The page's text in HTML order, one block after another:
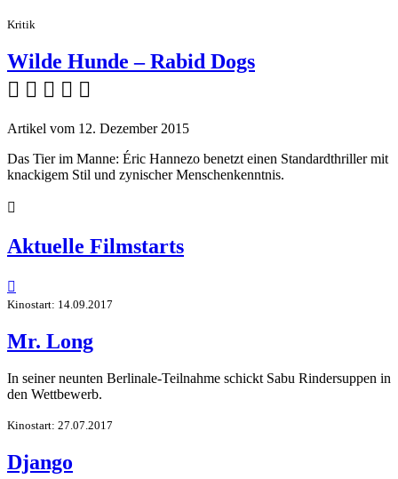
Kritik
Wilde Hunde – Rabid Dogs
    
Artikel vom 12. Dezember 2015
Das Tier im Manne: Éric Hannezo benetzt einen Standardthriller mit
knackigem Stil und zynischer Menschenkenntnis.

Aktuelle Filmstarts

Kinostart: 14.09.2017
Mr. Long
In seiner neunten Berlinale-Teilnahme schickt Sabu Rindersuppen in
den Wettbewerb.
Kinostart: 27.07.2017
Django